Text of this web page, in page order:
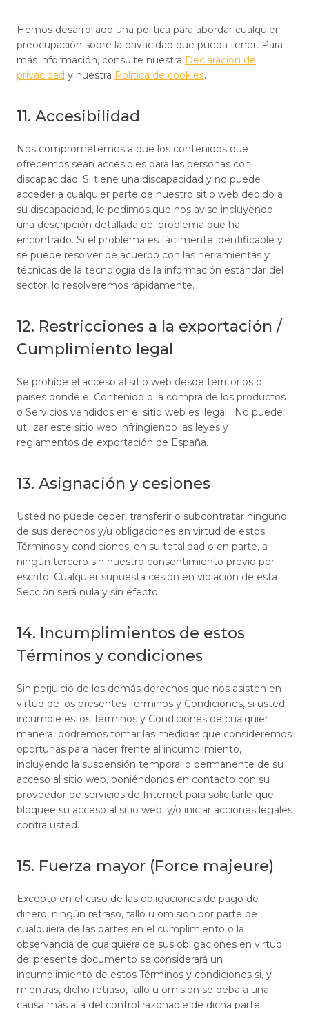
Hemos desarrollado una política para abordar cualquier
preocupación sobre la privacidad que pueda tener. Para
más información, consulte nuestra Declaración de
privacidad y nuestra Política de cookies.
11. Accesibilidad
Nos comprometemos a que los contenidos que
ofrecemos sean accesibles para las personas con
discapacidad. Si tiene una discapacidad y no puede
acceder a cualquier parte de nuestro sitio web debido a
su discapacidad, le pedimos que nos avise incluyendo
una descripción detallada del problema que ha
encontrado. Si el problema es fácilmente identificable y
se puede resolver de acuerdo con las herramientas y
técnicas de la tecnología de la información estándar del
sector, lo resolveremos rápidamente.
12. Restricciones a la exportación /
Cumplimiento legal
Se prohíbe el acceso al sitio web desde territorios o
países donde el Contenido o la compra de los productos
o Servicios vendidos en el sitio web es ilegal. No puede
utilizar este sitio web infringiendo las leyes y
reglamentos de exportación de España.
13. Asignación y cesiones
Usted no puede ceder, transferir o subcontratar ninguno
de sus derechos y/u obligaciones en virtud de estos
Términos y condiciones, en su totalidad o en parte, a
ningún tercero sin nuestro consentimiento previo por
escrito. Cualquier supuesta cesión en violación de esta
Sección será nula y sin efecto.
14. Incumplimientos de estos
Términos y condiciones
Sin perjuicio de los demás derechos que nos asisten en
virtud de los presentes Términos y Condiciones, si usted
incumple estos Términos y Condiciones de cualquier
manera, podremos tomar las medidas que consideremos
oportunas para hacer frente al incumplimiento,
incluyendo la suspensión temporal o permanente de su
acceso al sitio web, poniéndonos en contacto con su
proveedor de servicios de Internet para solicitarle que
bloquee su acceso al sitio web, y/o iniciar acciones legales
contra usted.
15. Fuerza mayor (Force majeure)
Excepto en el caso de las obligaciones de pago de
dinero, ningún retraso, fallo u omisión por parte de
cualquiera de las partes en el cumplimiento o la
observancia de cualquiera de sus obligaciones en virtud
del presente documento se considerará un
incumplimiento de estos Términos y condiciones si, y
mientras, dicho retraso, fallo u omisión se deba a una
causa más allá del control razonable de dicha parte.